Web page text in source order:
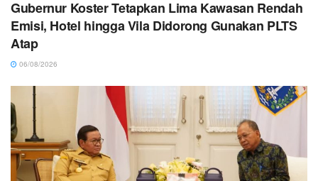
Gubernur Koster Tetapkan Lima Kawasan Rendah
Emisi, Hotel hingga Vila Didorong Gunakan PLTS
Atap
06/08/2026